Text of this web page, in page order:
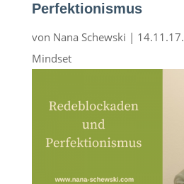
Perfektionismus
von Nana Schewski | 14.11.17.
Mindset